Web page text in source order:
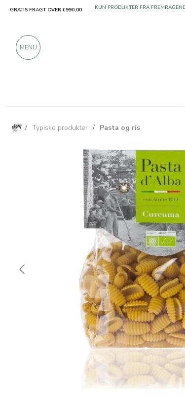
/ Typiske produkter / Pasta og ris
GRATIS FRAGT OVER €990,00 KUN PRODUKTER FRA
MENU